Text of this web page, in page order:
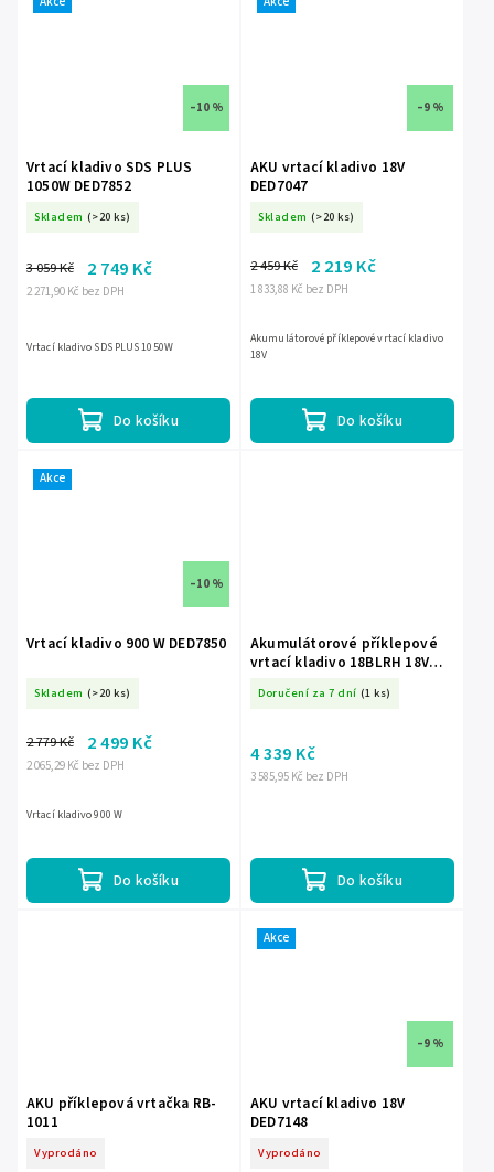
–10 %
Vrtací kladivo SDS PLUS
1050W DED7852
Skladem (>20 ks)
2 271,90 Kč bez DPH
3 059 Kč 2 749 Kč
Do košíku
Vrtací kladivo SDS PLUS 1050W
–9 %
AKU vrtací kladivo 18V
DED7047
Skladem (>20 ks)
1 833,88 Kč bez DPH
2 459 Kč 2 219 Kč
Do košíku
Akumulátorové příklepové vrtací kladivo
18V
Akce
–10 %
Vrtací kladivo 900 W DED7850
Skladem (>20 ks)
2 065,29 Kč bez DPH
2 779 Kč 2 499 Kč
Do košíku
Vrtací kladivo 900 W
Akumulátorové příklepové
vrtací kladivo 18BLRH 18V
Doručení za 7 dní (1 ks)
3 585,95 Kč bez DPH
4 339 Kč
Do košíku
AKU příklepová vrtačka RB-
1011
Vyprodáno
Akce
–9 %
AKU vrtací kladivo 18V
DED7148
Vyprodáno